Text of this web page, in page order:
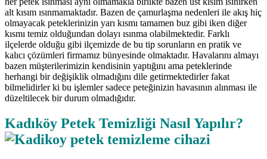
alt kısım ısınmamaktadır. Bazen de çamurlaşma nedenleri ile akış hiç
olmayacak peteklerinizin yarı kısmı tamamen buz gibi iken diğer
kısmı temiz olduğundan dolayı ısınma olabilmektedir. Farklı
ilçelerde olduğu gibi ilçemizde de bu tip sorunların en pratik ve
kalıcı çözümleri firmamız bünyesinde olmaktadır. Havalarını almayı
bazen müşterilerimizin kendisinin yaptığını ama peteklerinde
herhangi bir değişiklik olmadığını dile getirmektedirler fakat
bilmelidirler ki bu işlemler sadece peteğinizin havasının alınması ile
düzeltilecek bir durum olmadığıdır.
Kadıköy Petek Temizliği Nasıl Yapılır?